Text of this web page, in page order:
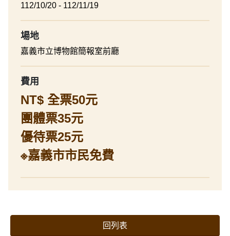
112/10/20 - 112/11/19
場地
嘉義市立博物館簡報室前廳
費用
NT$ 全票50元
團體票35元
優待票25元
※嘉義市市民免費
回列表